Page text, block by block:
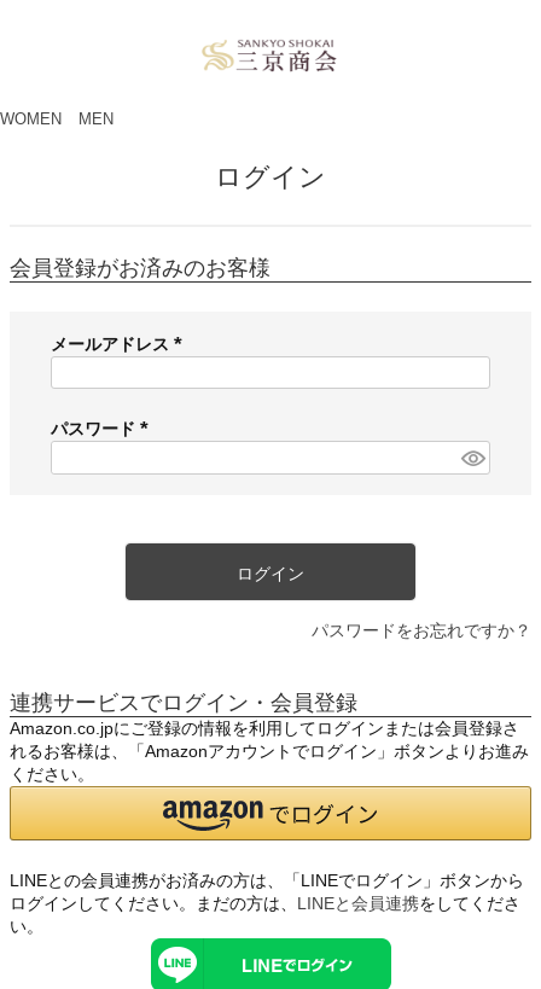
WOMEN MEN
ログイン
会員登録がお済みのお客様
メールアドレス
必
)
パスワード
必
ログイン
パスワードをお忘れですか？
連携サービスでログイン・会員登録
Amazon.co.jpにご登録の情報を利用してログインまたは会員登録さ
れるお客様は、「Amazonアカウントでログイン」ボタンよりお進み
ください。
LINEとの会員連携がお済みの方は、「LINEでログイン」ボタンから
ログインしてください。まだの方は、 LINEと会員連携をしてくださ
い。